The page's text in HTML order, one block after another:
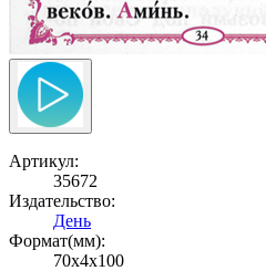
Артикул:
35672
Издательство:
День
Формат(мм):
70x4x100